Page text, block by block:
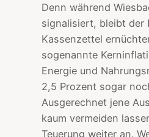
Denn während
signalisiert, bleibt der
Kassenzettel
sogenannte
Energie und
2,5 Prozent sogar
Ausgerechnet jene
kaum vermeiden
Teuerung weiter an.